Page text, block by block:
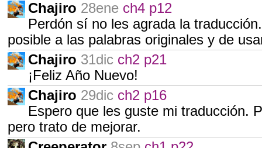
Chajiro 28ene ch4 p12
Perdón sí no les agrada la
posible a las palabras originales y de
Chajiro 31dic ch2 p21
¡Feliz Año Nuevo!
Chajiro 29dic ch2 p16
Espero que les guste mi traducción.
pero trato de mejorar.